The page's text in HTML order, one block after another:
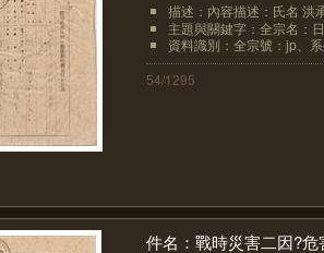
描述：內容描述：氏名 洪
主題與關鍵字：全宗名：
資料識別：全宗號：jp、
54/1295
件名：戰時災害二因?